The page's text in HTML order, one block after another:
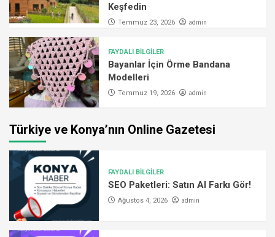
Keşfedin
Temmuz 23, 2026 admin
FAYDALI BİLGİLER
Bayanlar İçin Örme Bandana
Modelleri
Temmuz 19, 2026 admin
Türkiye ve Konya’nın Online Gazetesi
FAYDALI BİLGİLER
SEO Paketleri: Satın Al Farkı Gör!
Ağustos 4, 2026 admin